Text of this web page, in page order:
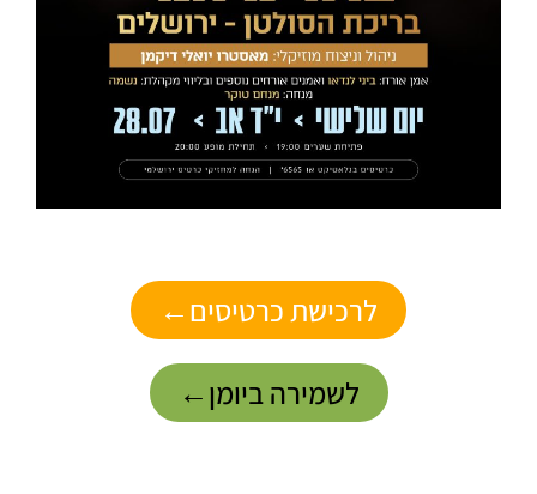
לרכישת כרטיסים←
לשמירה ביומן←